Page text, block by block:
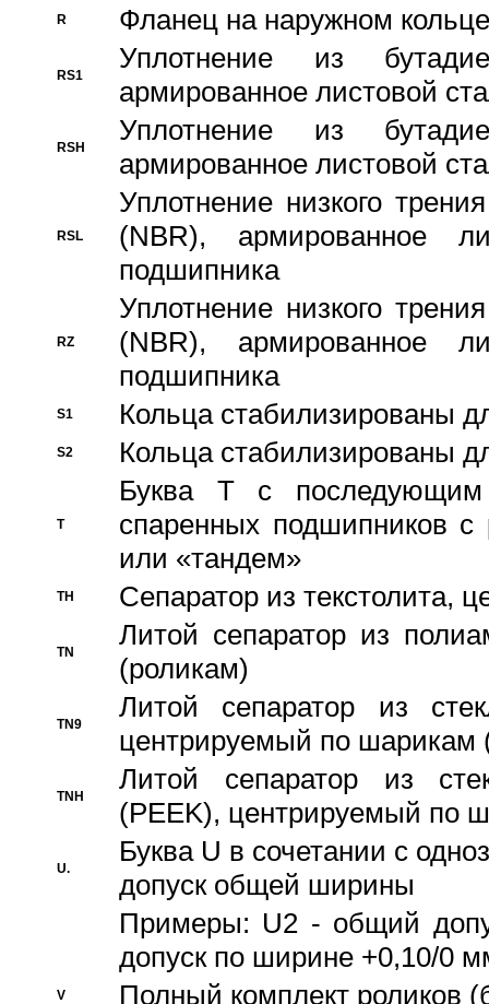
R Фланец на наружном кольце
RS1
Уплотнение из
армированное листовой
RSH
Уплотнение из
армированное листовой
RSL
Уплотнение низкого
(NBR), армированное
подшипника
RZ
Уплотнение низкого
(NBR), армированное
подшипника
S1 Кольца стабилизированы
S2 Кольца стабилизированы
T
Буква T с
спаренных подшипников
или «тандем»
TH Сепаратор из текстолита,
TN
Литой сепаратор из
(роликам)
TN9
Литой сепаратор из
центрируемый по шарикам
TNH
Литой сепаратор из
(PEEK), центрируемый по
U.
Буква U в сочетании с
допуск общей ширины
Примеры: U2 - общий
допуск по ширине +0,10/0
V Полный комплект роликов